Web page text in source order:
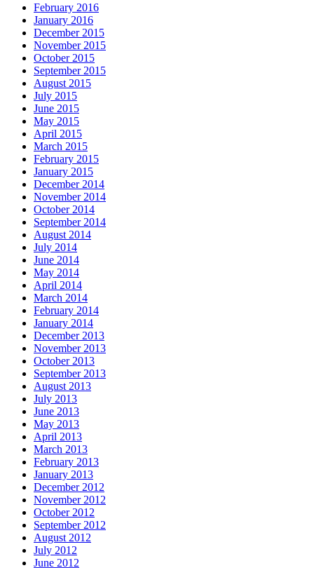
February 2016
January 2016
December 2015
November 2015
October 2015
September 2015
August 2015
July 2015
June 2015
May 2015
April 2015
March 2015
February 2015
January 2015
December 2014
November 2014
October 2014
September 2014
August 2014
July 2014
June 2014
May 2014
April 2014
March 2014
February 2014
January 2014
December 2013
November 2013
October 2013
September 2013
August 2013
July 2013
June 2013
May 2013
April 2013
March 2013
February 2013
January 2013
December 2012
November 2012
October 2012
September 2012
August 2012
July 2012
June 2012